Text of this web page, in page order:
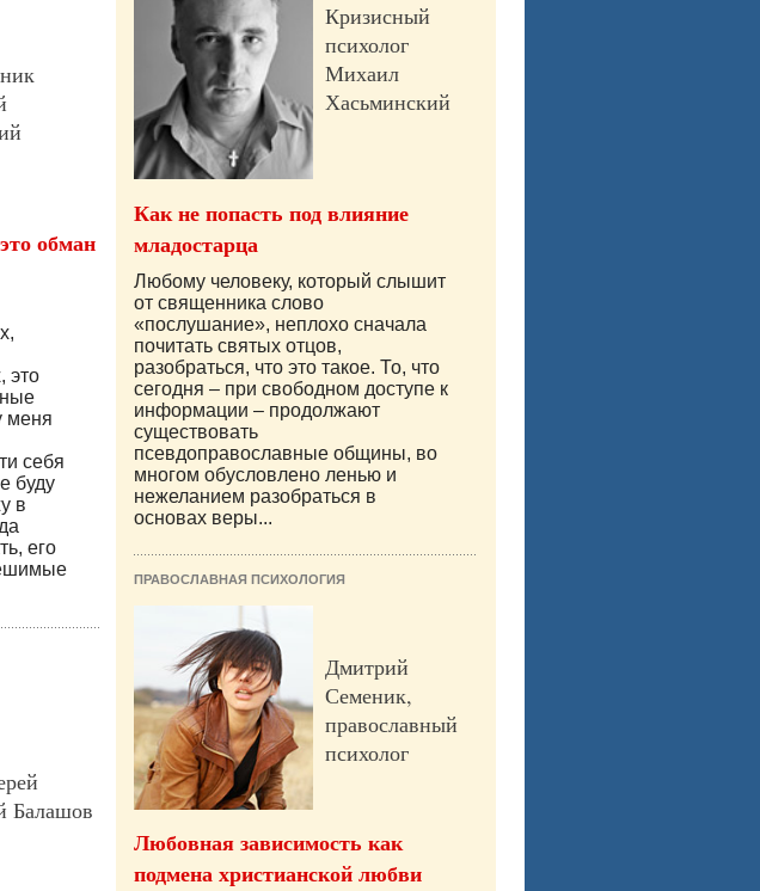
обман
это
меня
себя
буду
в
его
Балашов
Кризисный
психолог
Михаил
Хасьминский
Как не попасть под влияние
младостарца
Любому человеку, который слышит
от священника слово
«послушание», неплохо сначала
почитать святых отцов,
разобраться, что это такое. То, что
сегодня – при свободном доступе к
информации – продолжают
существовать
псевдоправославные общины, во
многом обусловлено ленью и
нежеланием разобраться в
основах веры...
ПРАВОСЛАВНАЯ ПСИХОЛОГИЯ
Дмитрий
Семеник,
православный
психолог
Любовная зависимость как
подмена христианской любви